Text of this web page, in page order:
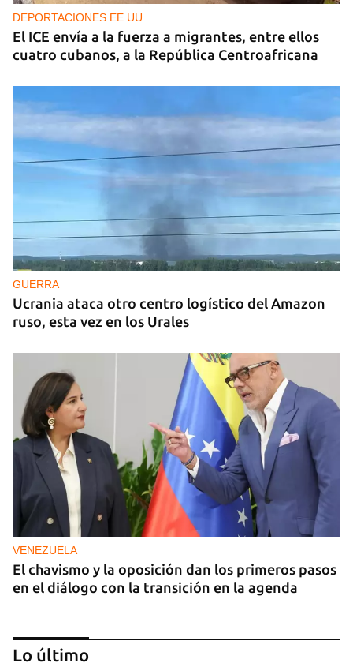
DEPORTACIONES EE UU
El ICE envía a la fuerza a migrantes, entre ellos
cuatro cubanos, a la República Centroafricana
GUERRA
Ucrania ataca otro centro logístico del Amazon
ruso, esta vez en los Urales
VENEZUELA
El chavismo y la oposición dan los primeros pasos
en el diálogo con la transición en la agenda
Lo último